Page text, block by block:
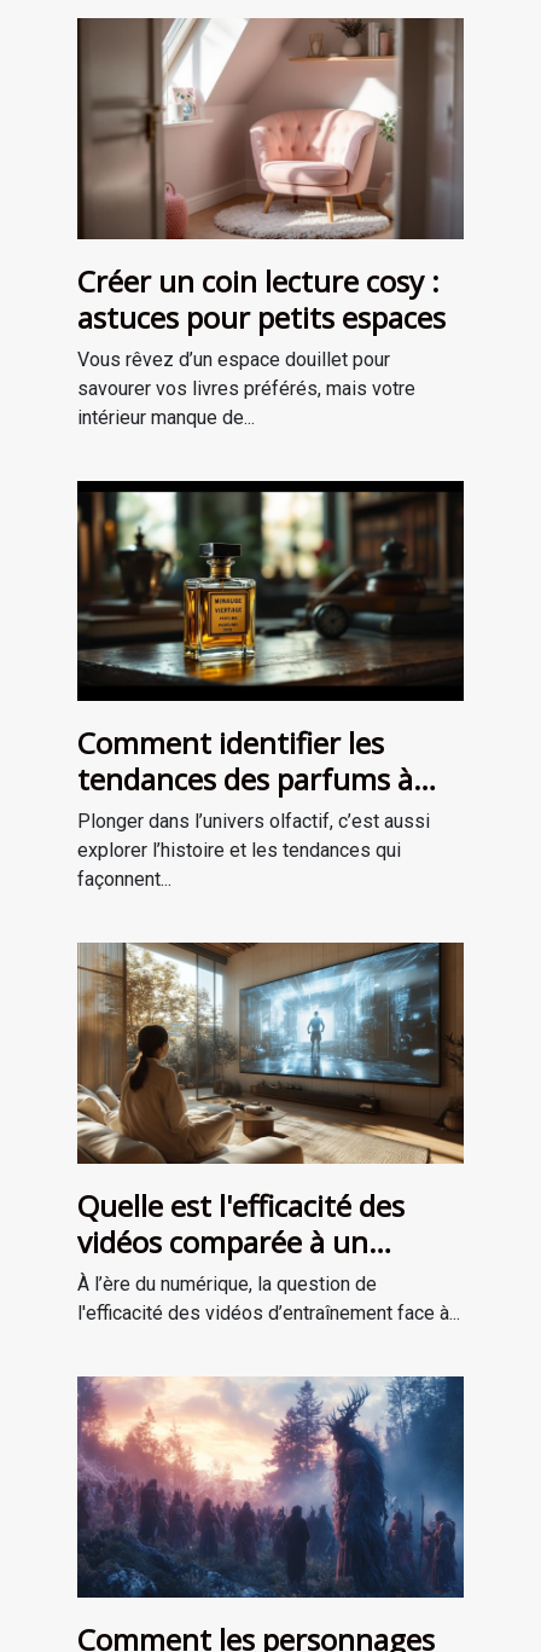
Créer un coin lecture cosy :
astuces pour petits espaces
Vous rêvez d’un espace douillet pour
savourer vos livres préférés, mais votre
intérieur manque de...
Comment identifier les
tendances des parfums à
travers les époques ?
Plonger dans l’univers olfactif, c’est aussi
explorer l’histoire et les tendances qui
façonnent...
Quelle est l'efficacité des
vidéos comparée à un
entraînement en personne ?
À l’ère du numérique, la question de
l'efficacité des vidéos d’entraînement face à...
Comment les personnages